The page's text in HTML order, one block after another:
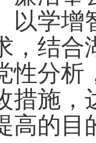
以学
，结
性分
措施，
高的目